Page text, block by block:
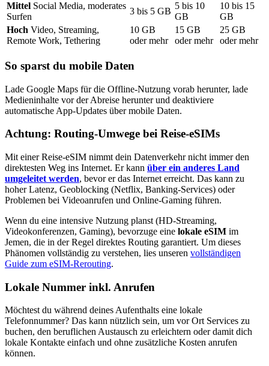
Mittel Social Media, moderates
Surfen
3 bis 5 GB
5 bis 10
GB
10 bis 15
GB
Hoch Video, Streaming,
Remote Work, Tethering
10 GB
oder mehr
15 GB
oder mehr
25 GB
oder mehr
So sparst du mobile Daten
Lade Google Maps für die Offline-Nutzung vorab herunter, lade
Medieninhalte vor der Abreise herunter und deaktiviere
automatische App-Updates über mobile Daten.
Achtung: Routing-Umwege bei Reise-eSIMs
Mit einer Reise-eSIM nimmt dein Datenverkehr nicht immer den
direktesten Weg ins Internet. Er kann über ein anderes Land
umgeleitet werden, bevor er das Internet erreicht. Das kann zu
hoher Latenz, Geoblocking (Netflix, Banking-Services) oder
Problemen bei Videoanrufen und Online-Gaming führen.
Wenn du eine intensive Nutzung planst (HD-Streaming,
Videokonferenzen, Gaming), bevorzuge eine lokale eSIM im
Jemen, die in der Regel direktes Routing garantiert. Um dieses
Phänomen vollständig zu verstehen, lies unseren vollständigen
Guide zum eSIM-Rerouting.
Lokale Nummer inkl. Anrufen
Möchtest du während deines Aufenthalts eine lokale
Telefonnummer? Das kann nützlich sein, um vor Ort Services zu
buchen, den beruflichen Austausch zu erleichtern oder damit dich
lokale Kontakte einfach und ohne zusätzliche Kosten anrufen
können.